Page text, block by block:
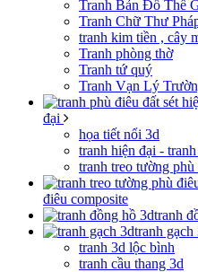
Tranh Bản Đồ Thế
Tranh Chữ Thư
tranh kim tiền , cây
Tranh phòng thờ
Tranh tứ quý
Tranh Vạn Lý
đại
họa tiết nổi 3d
tranh hiện đại -
tranh treo tường
điêu composite
tranh
tranh gạch
tranh 3d lộc bình
tranh cầu thang 3d